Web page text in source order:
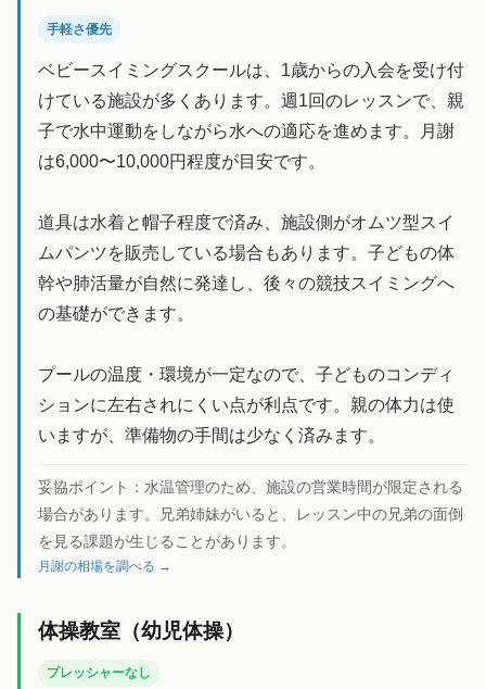
手軽さ優先
ベビースイミングスクールは、1歳からの入会を受け付
けている施設が多くあります。週1回のレッスンで、親
子で水中運動をしながら水への適応を進めます。月謝
は6,000〜10,000円程度が目安です。
道具は水着と帽子程度で済み、施設側がオムツ型スイ
ムパンツを販売している場合もあります。子どもの体
幹や肺活量が自然に発達し、後々の競技スイミングへ
の基礎ができます。
プールの温度・環境が一定なので、子どものコンディ
ションに左右されにくい点が利点です。親の体力は使
いますが、準備物の手間は少なく済みます。
妥協ポイント： 水温管理のため、施設の営業時間が限定される
場合があります。兄弟姉妹がいると、レッスン中の兄弟の面倒
を見る課題が生じることがあります。
月謝の相場を調べる →
体操教室（幼児体操）
プレッシャーなし